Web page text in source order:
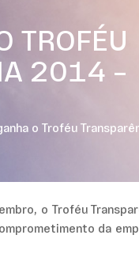
TROFÉU
2014 –
o Troféu
o Troféu
da